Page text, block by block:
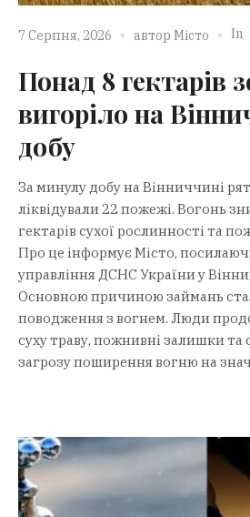
7 Серпня, 2026 автор Місто In
Понад 8 гектарів
вигоріло на
добу
За минулу добу на Вінниччині
ліквідували 22 пожежі. Вогонь
гектарів сухої рослинності та
Про це інформує Місто,
управління ДСНС України у
Основною причиною займань
поводження з вогнем. Люди
суху траву, пожнивні залишки
загрозу поширення вогню на